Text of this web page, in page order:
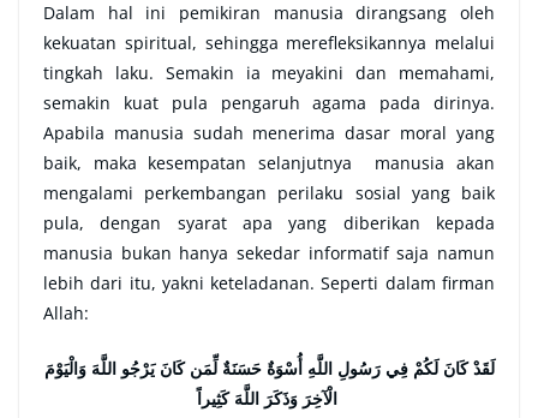
Dalam hal ini pemikiran manusia dirangsang oleh
kekuatan spiritual, sehingga merefleksikannya melalui
tingkah laku. Semakin ia meyakini dan memahami,
semakin kuat pula pengaruh agama pada dirinya.
Apabila manusia sudah menerima dasar moral yang
baik, maka kesempatan selanjutnya manusia akan
mengalami perkembangan perilaku sosial yang baik
pula, dengan syarat apa yang diberikan kepada
manusia bukan hanya sekedar informatif saja namun
lebih dari itu, yakni keteladanan. Seperti dalam firman
Allah:
لَقَدْ كَانَ لَكُمْ فِي رَسُولِ اللَّهِ أُسْوَةٌ حَسَنَةٌ لِّمَن كَانَ يَرْجُو اللَّهَ وَالْيَوْمَ
الْآخِرَ وَذَكَرَ اللَّهَ كَثِيراً